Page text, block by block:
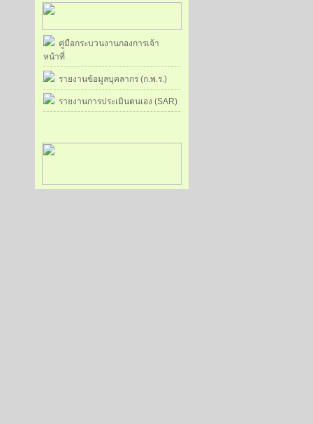
คู่มือกระบวนงานกองการเจ้า
หน้าที่
รายงานข้อมูลบุคลากร (ก.พ.ร.)
รายงานการประเมินตนเอง (SAR)